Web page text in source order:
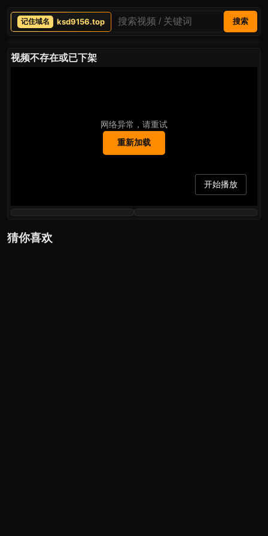
ksd9156.top 搜索
视频不存在或已下架
网络异常，请重试
重新加载
开始播放
猜你喜欢